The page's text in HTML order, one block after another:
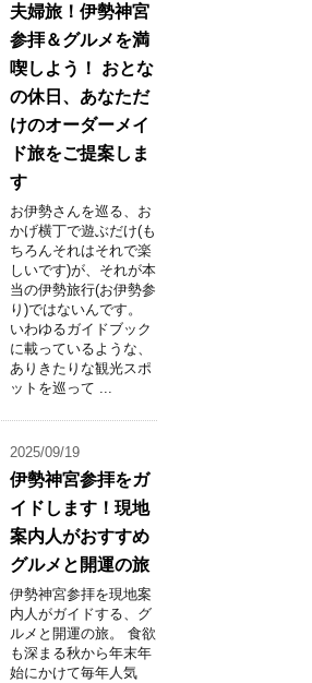
夫婦旅！伊勢神宮
参拝＆グルメを満
喫しよう！ おとな
の休日、あなただ
けのオーダーメイ
ド旅をご提案しま
す
お伊勢さんを巡る、お
かげ横丁で遊ぶだけ(も
ちろんそれはそれで楽
しいです)が、それが本
当の伊勢旅行(お伊勢参
り)ではないんです。
いわゆるガイドブック
に載っているような、
ありきたりな観光スポ
ットを巡って ...
2025/09/19
伊勢神宮参拝をガ
イドします！現地
案内人がおすすめ
グルメと開運の旅
伊勢神宮参拝を現地案
内人がガイドする、グ
ルメと開運の旅。 食欲
も深まる秋から年末年
始にかけて毎年人気